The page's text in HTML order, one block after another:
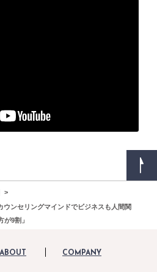
ウンセリングマインドでビジネスも人間関
9割」
ABOUT COMPANY